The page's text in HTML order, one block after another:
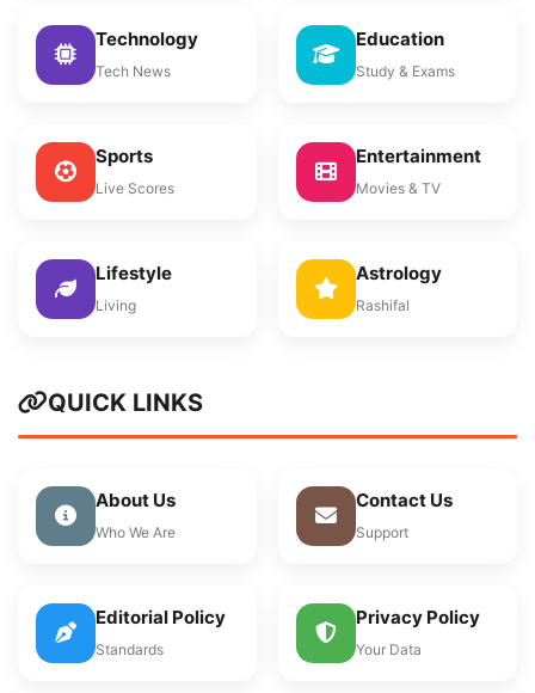
Technology
Tech News
Education
Study & Exams
Sports
Live Scores
Entertainment
Movies & TV
Lifestyle
Living
Astrology
Rashifal
QUICK LINKS
About Us
Who We Are
Contact Us
Support
Editorial Policy
Standards
Privacy Policy
Your Data